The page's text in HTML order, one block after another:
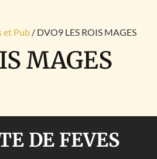
et Pub / DVO9 LES ROIS MAGES
MAGES
DE FEVES